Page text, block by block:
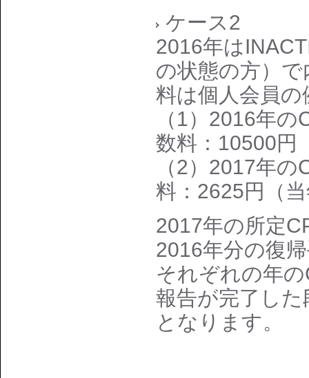
ケース2
2016年は
の状態の方）
料は個人会員の
（1）2016年
数料：10500円
（2）2017年
料：2625円（
2017年の所定
2016年分の復
それぞれの年
報告が完了し
となります。